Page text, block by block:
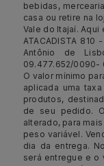
bebidas,
casa ou retire na
Vale do Itajaí. Aqui
ATACADISTA
Antônio de
09.477.652/0090-
O valor mínimo
aplicada uma
produtos,
de seu pedido.
alterado, para
peso variável.
dia da entrega.
será entregue e o